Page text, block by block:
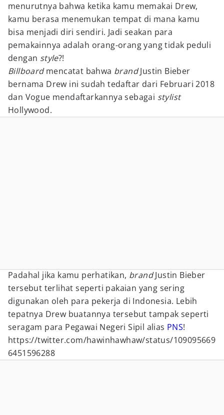
menurutnya bahwa ketika kamu memakai Drew,
kamu berasa menemukan tempat di mana kamu
bisa menjadi diri sendiri. Jadi seakan para
pemakainnya adalah orang-orang yang tidak peduli
dengan style?!
Billboardmencatat bahwa brandJustin Bieber
bernama Drew ini sudah tedaftar dari Februari 2018
dan Vogue mendaftarkannya sebagai stylist
Hollywood.
Padahal jika kamu perhatikan, brandJustin Bieber
tersebut terlihat seperti pakaian yang sering
digunakan oleh para pekerja di Indonesia. Lebih
tepatnya Drew buatannya tersebut tampak seperti
seragam para Pegawai Negeri Sipil alias PNS!
https://twitter.com/hawinhawhaw/status/109095669
6451596288